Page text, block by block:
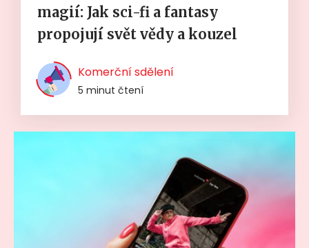
magií: Jak sci-fi a fantasy
propojují svět vědy a kouzel
Komerční sdělení
5 minut čtení